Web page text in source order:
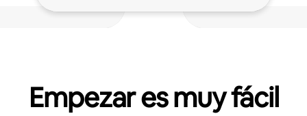
Empezar es muy fácil